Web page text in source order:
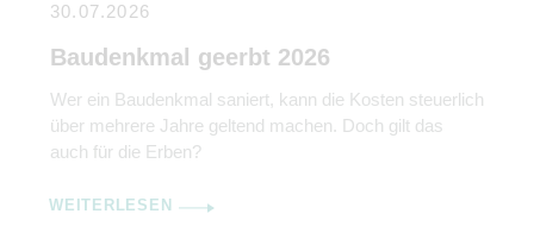
30.07.2026
Baudenkmal geerbt 2026
Wer ein Baudenkmal saniert, kann die Kosten steuerlich
über mehrere Jahre geltend machen. Doch gilt das
auch für die Erben?
WEITERLESEN